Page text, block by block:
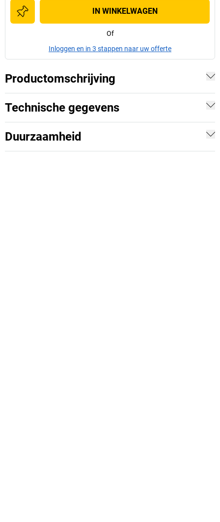
IN WINKELWAGEN
Of
Inloggen en in 3 stappen naar uw offerte
Productomschrijving
Technische gegevens
Duurzaamheid